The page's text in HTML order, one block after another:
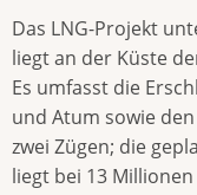
Das LNG-Projekt
liegt an der Küste
Es umfasst die
und Atum sowie
zwei Zügen; die
liegt bei 13